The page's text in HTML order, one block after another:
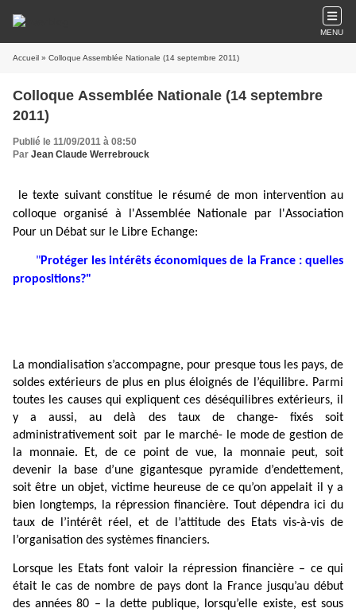
MENU
Accueil » Colloque Assemblée Nationale (14 septembre 2011)
Colloque Assemblée Nationale (14 septembre
2011)
Publié le 11/09/2011 à 08:50
Par Jean Claude Werrebrouck
le texte suivant constitue le résumé de mon intervention au
colloque organisé à l'Assemblée Nationale par l'Association
Pour un Débat sur le Libre Echange:
"Protéger les intérêts économiques de la France : quelles
propositions?"
La mondialisation s’accompagne, pour presque tous les pays, de
soldes extérieurs de plus en plus éloignés de l’équilibre. Parmi
toutes les causes qui expliquent ces déséquilibres extérieurs, il
y a aussi, au delà des taux de change- fixés soit
administrativement soit
par le marché- le mode de gestion de
la monnaie. Et, de ce point de vue, la monnaie peut, soit
devenir la base d’une gigantesque pyramide d’endettement,
soit être un objet, victime heureuse de ce qu’on appelait il y a
bien longtemps, la répression financière. Tout dépendra ici du
taux de l’intérêt réel, et de l’attitude des Etats vis-à-vis de
l’organisation des systèmes financiers.
Lorsque les Etats font valoir la répression financière – ce qui
était le cas de nombre de pays dont la France jusqu’au début
des années 80 – la dette publique, lorsqu’elle existe, est sous